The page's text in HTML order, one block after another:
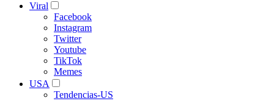
Viral
Facebook
Instagram
Twitter
Youtube
TikTok
Memes
USA
Tendencias-US